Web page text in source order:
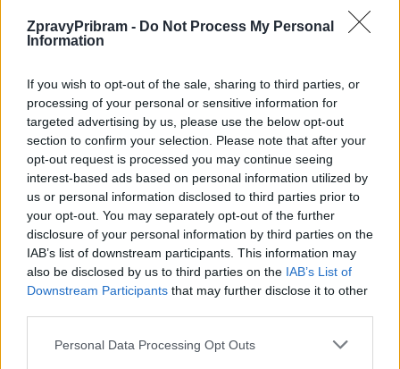
ZpravyPribram - Do Not Process My Personal
Information
If you wish to opt-out of the sale, sharing to third parties, or
processing of your personal or sensitive information for
targeted advertising by us, please use the below opt-out
section to confirm your selection. Please note that after your
opt-out request is processed you may continue seeing
interest-based ads based on personal information utilized by
us or personal information disclosed to third parties prior to
your opt-out. You may separately opt-out of the further
disclosure of your personal information by third parties on the
IAB’s list of downstream participants. This information may
also be disclosed by us to third parties on the IAB’s List of
Downstream Participants that may further disclose it to other
Personal Data Processing Opt Outs
Lazsko zřídilo transparentní účet na pomoc
mladé mamince, náhle postižené mrtvicí
14. 2. 2023
Krampuslauf přilákal tisíce lidí nejen z Příbrami
2. 12. 2016
AKTUALIZOVÁNO: Bývalý objekt Las Vegas na
Trhovkách lehl popelem
8. 7. 2023